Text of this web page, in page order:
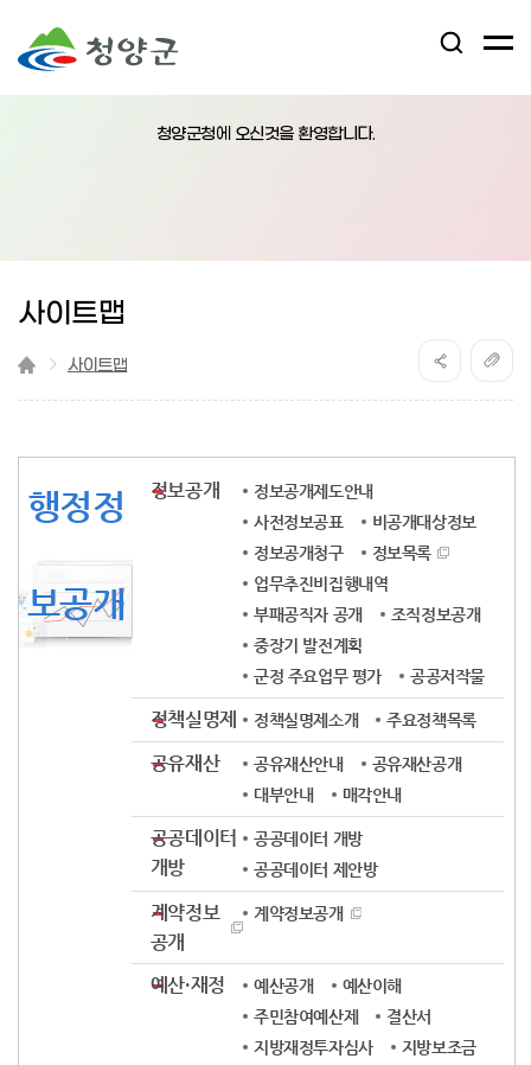
검
어
청양군청에 오신것을 환영합니다.
사이트맵
사이트맵
행정정
보공개
정보공개
정보공개제도안내
사전정보공표
비공개대상정보
정보공개청구
정보목록
업무추진비집행내역
부패공직자 공개
조직정보공개
중장기 발전계획
군정 주요업무 평가
공공저작물
정책실명제 정책실명제소개 주요정책목록
공유재산 공유재산안내
공유재산공개
대부안내
매각안내
공공데이터
개방
공공데이터 개방
공공데이터 제안방
계약정보
공개
계약정보공개
예산·재정 예산공개
예산이해
주민참여예산제
결산서
지방재정투자심사
지방보조금